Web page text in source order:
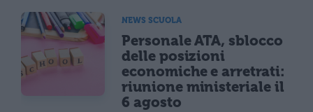
NEWS SCUOLA
Personale ATA, sblocco
delle posizioni
economiche e arretrati:
riunione ministeriale il
6 agosto